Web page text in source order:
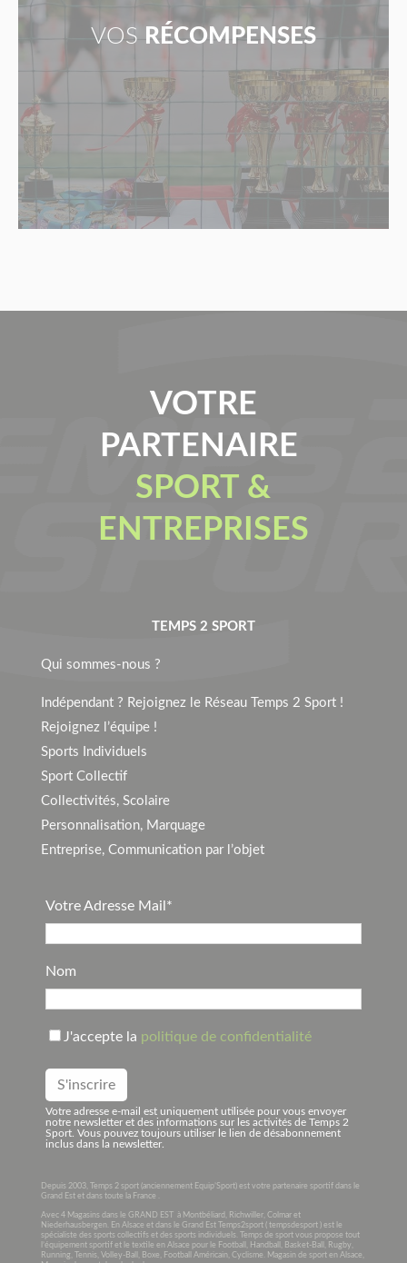
VOS RÉCOMPENSES
VOTRE
PARTENAIRE
SPORT &
ENTREPRISES
TEMPS 2 SPORT
Qui sommes-nous ?
Indépendant ? Rejoignez le Réseau Temps 2 Sport !
Rejoignez l’équipe !
Sports Individuels
Sport Collectif
Collectivités, Scolaire
Personnalisation, Marquage
Entreprise, Communication par l’objet
Votre Adresse Mail*
Nom
J'accepte la politique de confidentialité
Votre adresse e-mail est uniquement utilisée pour vous envoyer
notre newsletter et des informations sur les activités de Temps 2
Sport. Vous pouvez toujours utiliser le lien de désabonnement
inclus dans la newsletter.
Depuis 2003, Temps 2 sport (anciennement Equip’Sport) est votre partenaire sportif dans le
Grand Est et dans toute la France .
Avec 4 Magasins dans le GRAND EST à Montbéliard, Richwiller, Colmar et
Niederhausbergen. En Alsace et dans le Grand Est Temps2sport ( tempsdesport ) est le
spécialiste des sports collectifs et des sports individuels. Temps de sport vous propose tout
l’équipement sportif et le textile en Alsace pour le Football, Handball, Basket-Ball, Rugby,
Running, Tennis, Volley-Ball, Boxe, Football Américain, Cyclisme. Magasin de sport en Alsace,